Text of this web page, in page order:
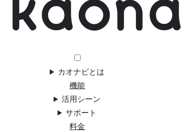
カオナビとは
機能
活用シーン
サポート
料金